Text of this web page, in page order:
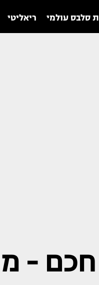
סלבס עולמי ריאליטי
חכם -